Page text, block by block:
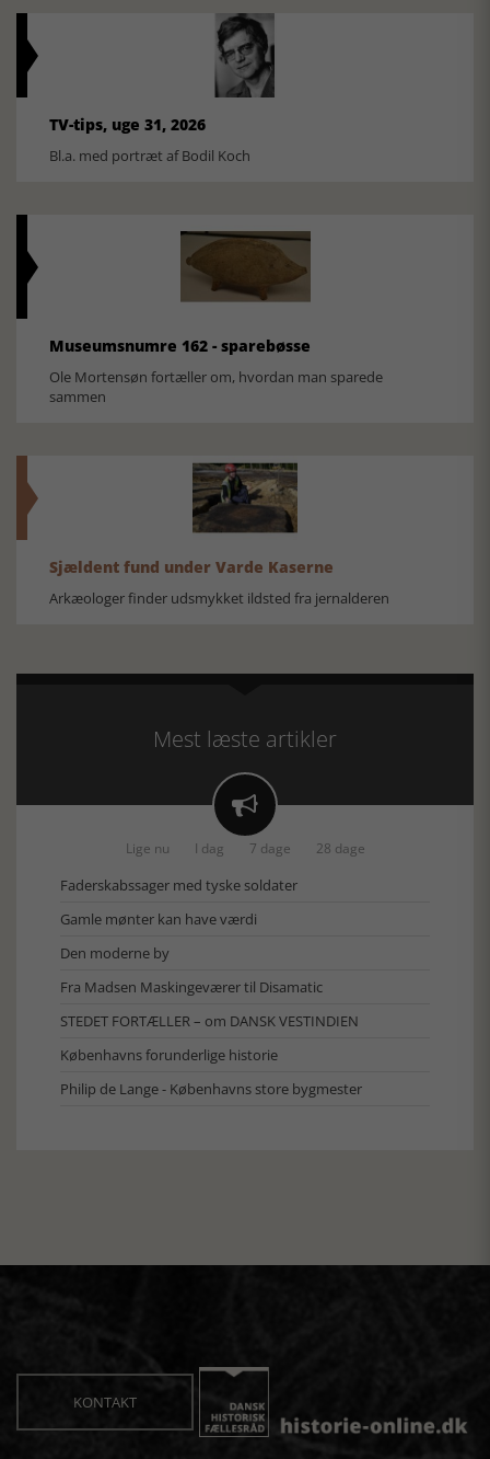
TV-tips, uge 31, 2026
Bl.a. med portræt af Bodil Koch
Museumsnumre 162 - sparebøsse
Ole Mortensøn fortæller om, hvordan man sparede
sammen
Sjældent fund under Varde Kaserne
Arkæologer finder udsmykket ildsted fra jernalderen
Mest læste artikler

Lige nu I dag 7 dage 28 dage
Faderskabssager med tyske soldater
Gamle mønter kan have værdi
Den moderne by
Fra Madsen Maskingeværer til Disamatic
STEDET FORTÆLLER – om DANSK VESTINDIEN
Københavns forunderlige historie
Philip de Lange - Københavns store bygmester
KONTAKT